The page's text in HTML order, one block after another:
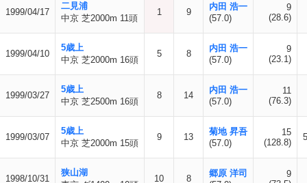
1999/04/17
二見浦
中京 芝2000m 11頭
1 9
内田 浩一
(57.0)
9
(28.6)
1999/04/10
5歳上
中京 芝2000m 16頭
5 8
内田 浩一
(57.0)
9
(23.1)
1999/03/27
5歳上
中京 芝2500m 16頭
8 14
内田 浩一
(57.0)
11
(76.3)
1999/03/07
5歳上
中京 芝2000m 15頭
9 13
菊地 昇吾
(57.0)
15
(128.8)
1998/10/31
狭山湖
10 8
郷原 洋司
9